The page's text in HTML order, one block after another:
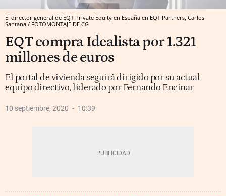
El director general de EQT Private Equity en España en EQT Partners, Carlos
Santana / FOTOMONTAJE DE CG
EQT compra Idealista por 1.321
millones de euros
El portal de vivienda seguirá dirigido por su actual
equipo directivo, liderado por Fernando Encinar
10 septiembre, 2020 10:39